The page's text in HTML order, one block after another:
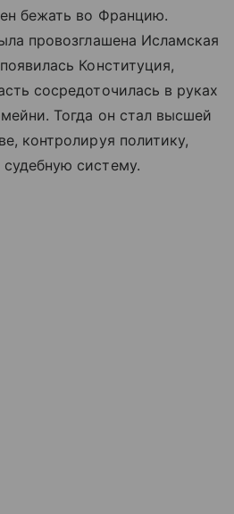
бежать во Францию.
провозглашена Исламская
Конституция,
сосредоточилась в руках
Тогда он стал высшей
контролируя политику,
систему.